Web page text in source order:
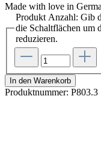
Made with love in
Produkt Anzahl: Gib
die Schaltflächen um
reduzieren.
In den Warenkorb
Produktnummer: P803.3